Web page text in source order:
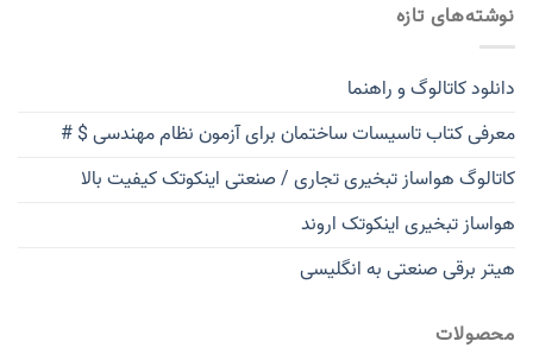
نوشته‌های تازه
دانلود کاتالوگ و راهنما
معرفی کتاب تاسیسات ساختمان برای آزمون نظام مهندسی $ #
کاتالوگ هواساز تبخیری تجاری / صنعتی اینکوتک کیفیت بالا
هواساز تبخیری اینکوتک اروند
هیتر برقی صنعتی به انگلیسی
محصولات